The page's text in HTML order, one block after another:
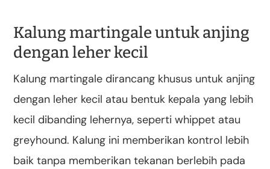
Kalung martingale untuk anjing
dengan leher kecil
Kalung martingale dirancang khusus untuk anjing
dengan leher kecil atau bentuk kepala yang lebih
kecil dibanding lehernya, seperti whippet atau
greyhound. Kalung ini memberikan kontrol lebih
baik tanpa memberikan tekanan berlebih pada